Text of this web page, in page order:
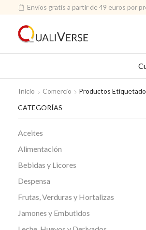
Envios gratis a partir de 49 euros por
Inicio Comercio Productos
CATEGORÍAS
Aceites
Alimentación
Bebidas y Licores
Despensa
Frutas, Verduras y Hortalizas
Jamones y Embutidos